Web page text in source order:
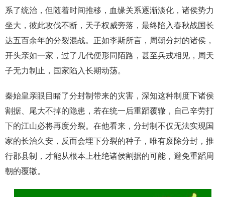
系了统治，但随着时间推移，血缘关系逐渐淡化，诸侯势力
坐大，彼此攻伐不断，天子权威旁落，最终陷入春秋战国长
达五百余年的分裂混战。正如李斯所言，周朝分封的诸侯，
开头亲如一家，过了几代便形同陌路，甚至兵戎相见，周天
子无力制止，国家陷入长期动荡。
秦始皇亲眼目睹了分封制带来的灾害，深知这种制度下诸侯
割据、尾大不掉的隐患，若在统一后重蹈覆辙，自己辛劳打
下的江山必将再度分裂。在他看来，分封制不仅无法实现国
家的长治久安，反而会埋下分裂的种子，唯有废除分封，推
行郡县制，才能从根本上杜绝诸侯割据的可能，避免重蹈周
朝的覆辙。